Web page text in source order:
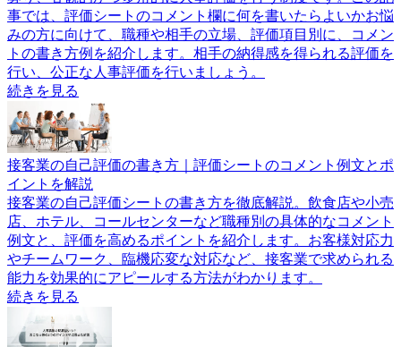
事では、評価シートのコメント欄に何を書いたらよいかお悩
みの方に向けて、職種や相手の立場、評価項目別に、コメン
トの書き方例を紹介します。相手の納得感を得られる評価を
行い、公正な人事評価を行いましょう。
続きを見る
接客業の自己評価の書き方｜評価シートのコメント例文とポ
イントを解説
接客業の自己評価シートの書き方を徹底解説。飲食店や小売
店、ホテル、コールセンターなど職種別の具体的なコメント
例文と、評価を高めるポイントを紹介します。お客様対応力
やチームワーク、臨機応変な対応など、接客業で求められる
能力を効果的にアピールする方法がわかります。
続きを見る